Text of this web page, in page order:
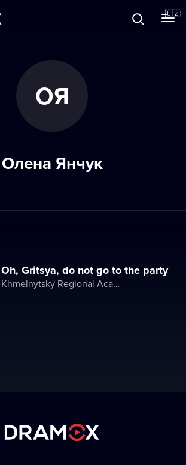
🇨🇿
ОЯ
Олена Янчук
Oh, Gritsya, do not go to the party
Khmelnytsky Regional Academic Music and Drama Theater